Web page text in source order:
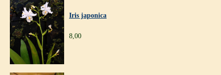
Iris japonica
8,00